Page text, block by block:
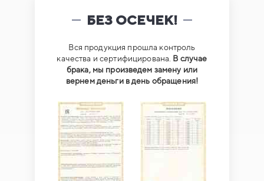
БЕЗ ОСЕЧЕК!
Вся продукция прошла контроль
качества и сертифицирована. В случае
брака, мы произведем замену или
вернем деньги в день обращения!